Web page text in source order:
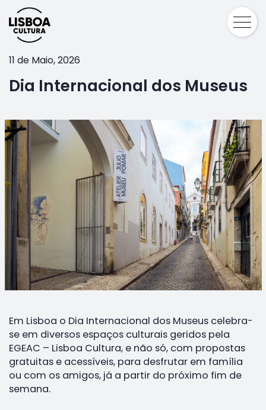
11 de Maio, 2026
Dia Internacional dos Museus
Em Lisboa o Dia Internacional dos Museus celebra-
se em diversos espaços culturais geridos pela
EGEAC – Lisboa Cultura, e não só, com propostas
gratuitas e acessíveis, para desfrutar em família
ou com os amigos, já a partir do próximo fim de
semana.